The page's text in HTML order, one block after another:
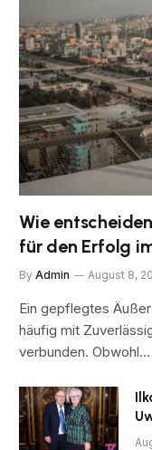
Wie
für den Erfolg
By Admin August 8,
Ein gepflegtes
häufig mit
verbunden. Obwohl…